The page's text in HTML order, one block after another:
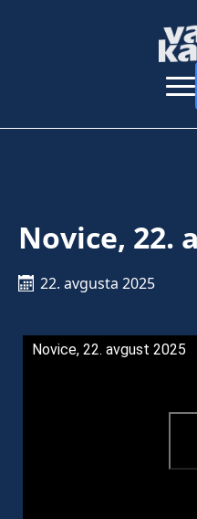
Novice, 22.
22. avgusta 2025
Novice, 22. avgust 2025